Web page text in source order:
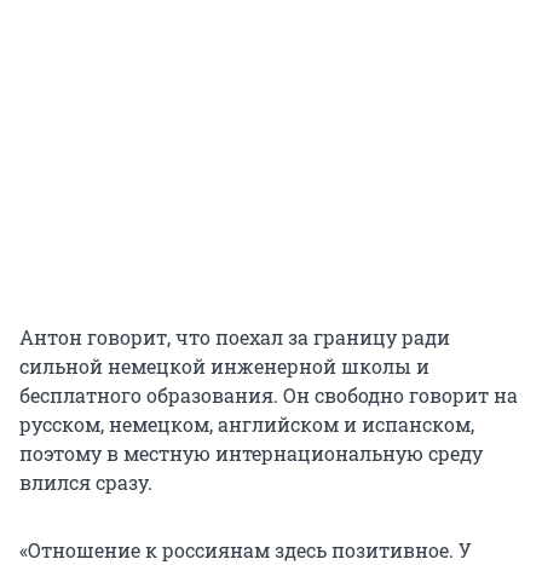
Антон говорит, что поехал за границу ради
сильной немецкой инженерной школы и
бесплатного образования. Он свободно говорит на
русском, немецком, английском и испанском,
поэтому в местную интернациональную среду
влился сразу.
«Отношение к россиянам здесь позитивное. У